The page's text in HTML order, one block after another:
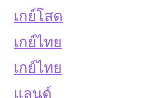
เกย์โสด
เกย์ไทย
เกย์ไทย
แลนด์